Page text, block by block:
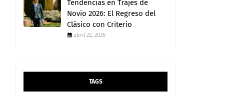
Tendencias en Trajes de
Novio 2026: El Regreso del
Clásico con Criterio
abril 22, 2026
TAGS